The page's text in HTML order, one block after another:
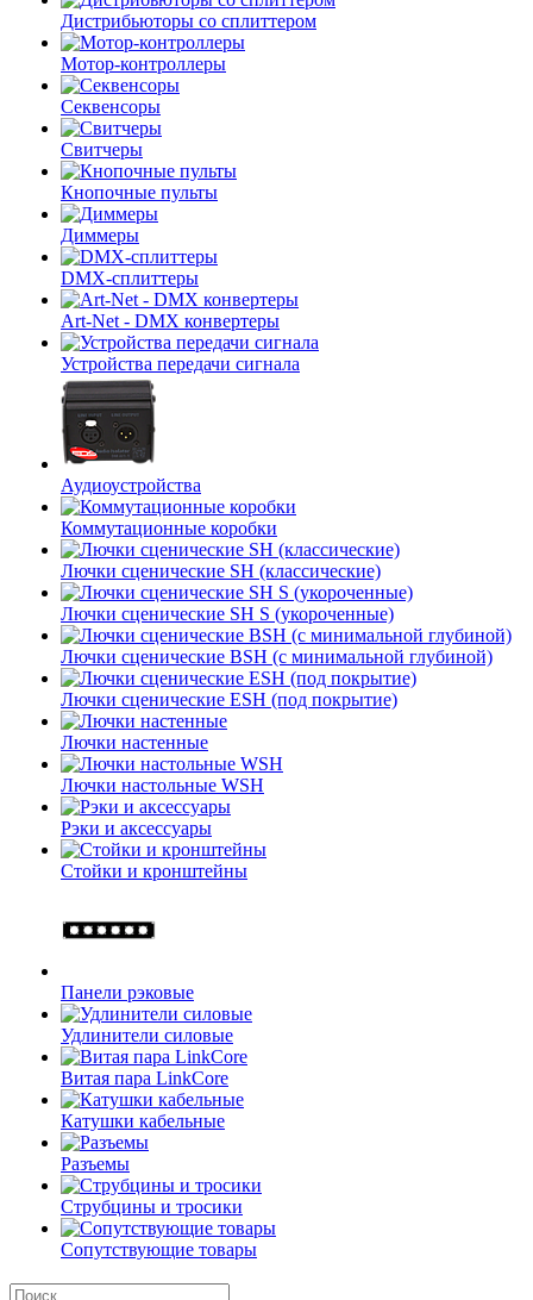
Дистрибьюторы со сплиттером
Мотор-контроллеры
Секвенсоры
Свитчеры
Кнопочные пульты
Диммеры
DMX-сплиттеры
Art-Net - DMX конвертеры
Устройства передачи сигнала
Аудиоустройства
Коммутационные коробки
Лючки сценические SH (классические)
Лючки сценические SH S (укороченные)
Лючки сценические BSH (с минимальной глубиной)
Лючки сценические ESH (под покрытие)
Лючки настенные
Лючки настольные WSH
Рэки и аксессуары
Стойки и кронштейны
Панели рэковые
Удлинители силовые
Витая пара LinkCore
Катушки кабельные
Разъемы
Струбцины и тросики
Сопутствующие товары